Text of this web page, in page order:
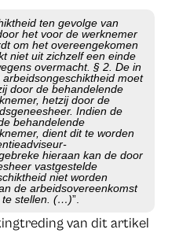
ten gevolge van
het voor de werknemer
om het overeengekomen
niet uit zichzelf een einde
overmacht. § 2. De in
moet
door de behandelende
hetzij door de
Indien de
behandelende
dient dit te worden
hieraan kan de door
vastgestelde
niet worden
de arbeidsovereenkomst
te stellen. (…)”.
van dit artikel